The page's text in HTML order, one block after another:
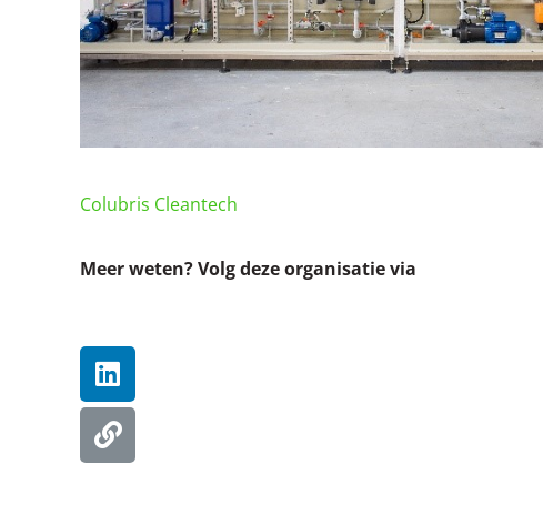
Colubris Cleantech
Meer weten? Volg deze organisatie via
Linkedin
Website